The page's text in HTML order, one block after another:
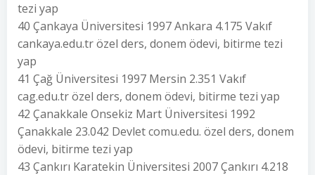
tezi yap
40 Çankaya Üniversitesi 1997 Ankara 4.175 Vakıf
cankaya.edu.tr özel ders, donem ödevi, bitirme tezi
yap
41 Çağ Üniversitesi 1997 Mersin 2.351 Vakıf
cag.edu.tr özel ders, donem ödevi, bitirme tezi yap
42 Çanakkale Onsekiz Mart Üniversitesi 1992
Çanakkale 23.042 Devlet comu.edu. özel ders, donem
ödevi, bitirme tezi yap
43 Çankırı Karatekin Üniversitesi 2007 Çankırı 4.218